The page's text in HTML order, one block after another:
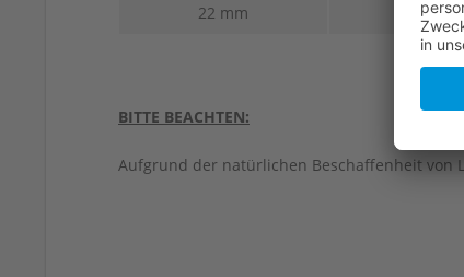
22 mm 20 mm
BITTE BEACHTEN:
Aufgrund der natürlichen Beschaffenheit von